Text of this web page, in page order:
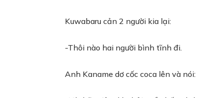
Kuwabaru cản 2 người kia lại:
-Thôi nào hai người bình tĩnh đi.
Anh Kaname dơ cốc coca lên và nói: